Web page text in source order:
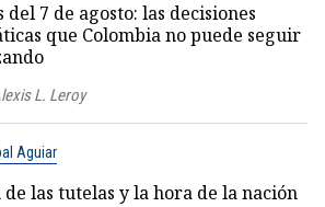
del 7 de agosto: las decisiones
que Colombia no puede seguir
L. Leroy
Aguiar
las tutelas y la hora de la nación